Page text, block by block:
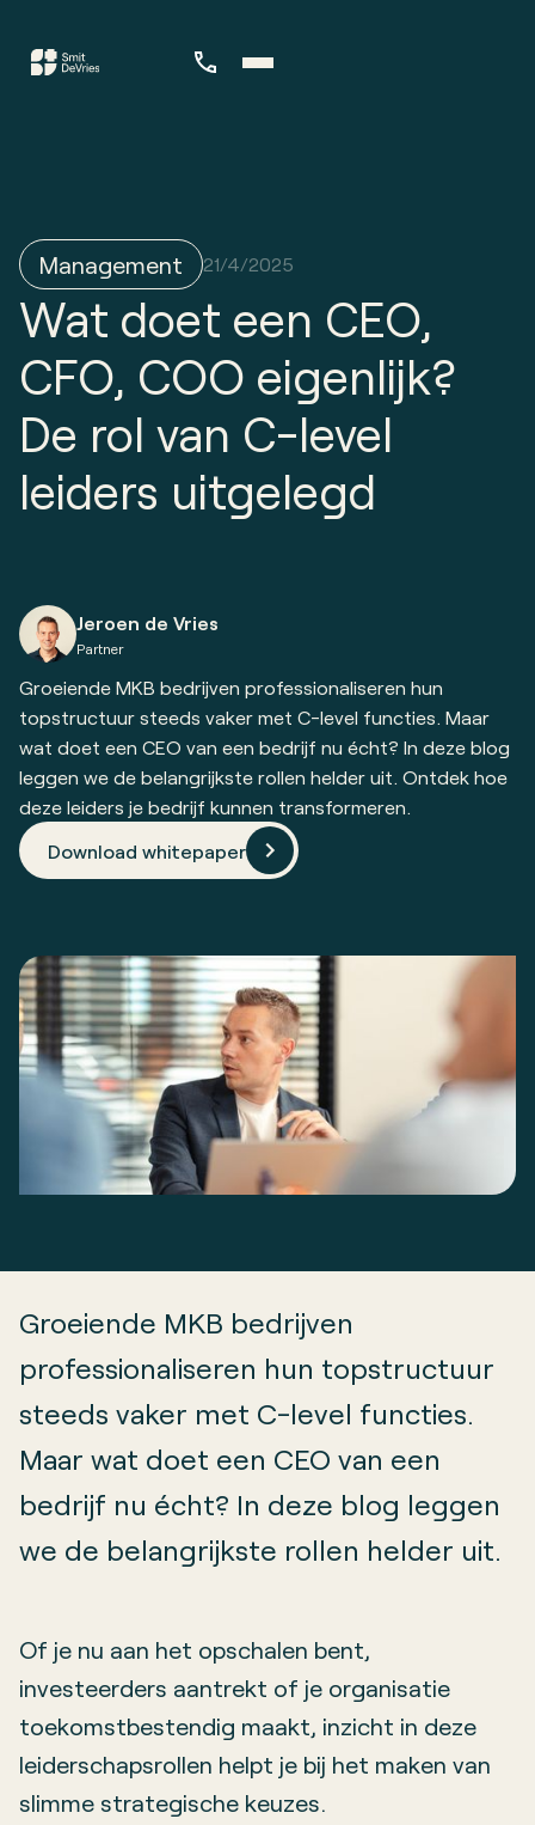
Management 21/4/2025
Wat doet een CEO,
CFO, COO eigenlijk?
De rol van C-level
leiders uitgelegd
Jeroen de Vries
Partner
Groeiende MKB bedrijven professionaliseren hun
topstructuur steeds vaker met C-level functies. Maar
wat doet een CEO van een bedrijf nu écht? In deze blog
leggen we de belangrijkste rollen helder uit. Ontdek hoe
deze leiders je bedrijf kunnen transformeren.
Download whitepaper
Groeiende MKB bedrijven
professionaliseren hun topstructuur
steeds vaker met C-level functies.
Maar wat doet een CEO van een
bedrijf nu écht? In deze blog leggen
we de belangrijkste rollen helder uit.
Of je nu aan het opschalen bent,
investeerders aantrekt of je organisatie
toekomstbestendig maakt, inzicht in deze
leiderschapsrollen helpt je bij het maken van
slimme strategische keuzes.